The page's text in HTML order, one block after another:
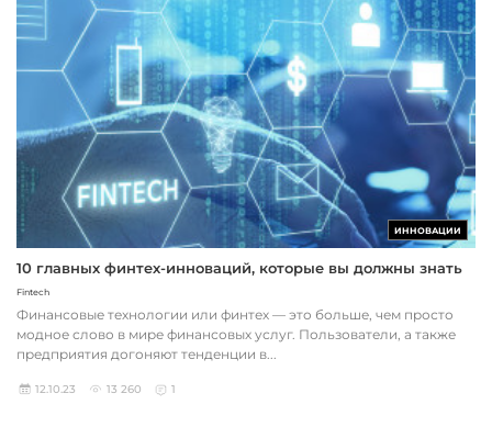
ИННОВАЦИИ
10 главных финтех-инноваций, которые вы должны знать
Fintech
Финансовые технологии или финтех — это больше, чем просто
модное слово в мире финансовых услуг. Пользователи, а также
предприятия догоняют тенденции в...
12.10.23 13 260 1